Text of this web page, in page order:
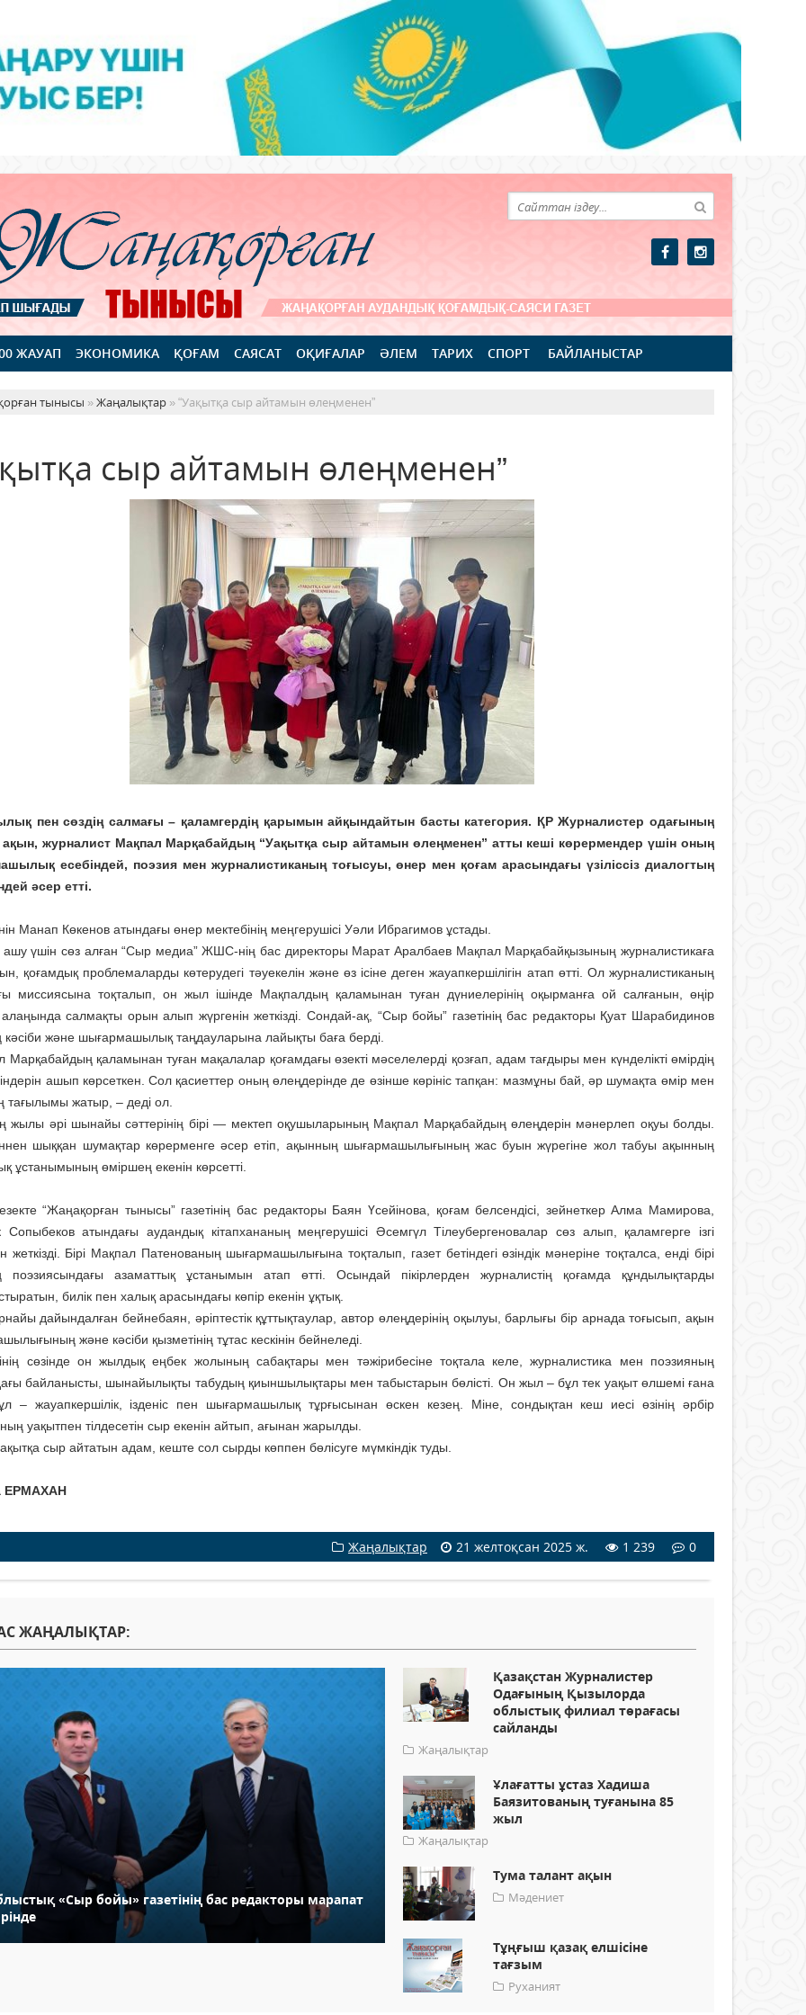
ЖАУАП ЭКОНОМИКА ҚОҒАМ САЯСАТ ОҚИҒАЛАР ӘЛЕМ ТАРИХ СПОРТ БАЙЛАНЫСТАР
тынысы »Жаңалықтар » “Уақытқа сыр айтамын өлеңменен”
сыр айтамын өлеңменен”
пен сөздің салмағы – қаламгердің қарымын айқындайтын басты категория. ҚР Журналистер одағының
ақын, журналист Мақпал Марқабайдың “Уақытқа сыр айтамын өлеңменен” атты кеші көрермендер үшін оның
есебіндей, поэзия мен журналистиканың тоғысуы, өнер мен қоғам арасындағы үзіліссіз диалогтың
әсер етті.
Манап Көкенов атындағы өнер мектебінің меңгерушісі Уәли Ибрагимов ұстады.
үшін сөз алған “Сыр медиа” ЖШС-нің бас директоры Марат Аралбаев Мақпал Марқабайқызының журналисти­ка­ға
қоғамдық проблемаларды көтерудегі тәуекелін және өз ісіне деген жауапкершілігін атап өтті. Ол журналистиканың
миссиясына тоқталып, он жыл ішінде Мақпалдың қаламынан туған дүниелерінің оқырманға ой салғанын, өңір
салмақты орын алып жүргенін жеткізді. Сондай-ақ, “Сыр бойы” газетінің бас редакторы Қуат Шарабидинов
және шығармашылық таңдауларына лайықты баға берді.
Марқабайдың қаламынан туған мақалалар қоғамдағы өзекті мәселелерді қозғап, адам тағдыры мен күнделікті өмірдің
ашып көрсеткен. Сол қасиеттер оның өлеңдерінде де өзінше көрініс тапқан: мазмұны бай, әр шумақта өмір мен
тағылымы жатыр, – деді ол.
жылы әрі шынайы сәттерінің бірі — мектеп оқушыларының Мақпал Марқабайдың өлеңдерін мәнерлеп оқуы болды.
шыққан шумақтар көрерменге әсер етіп, ақынның шығармашылығының жас буын жүрегіне жол табуы ақынның
ұстанымының өміршең екенін көрсетті.
“Жаңақорған тынысы” газетінің бас редакторы Баян Үсейінова, қоғам белсендісі, зейнеткер Алма Мамирова,
Сопыбеков атындағы аудандық кітапхананың меңгерушісі Әсемгүл Тілеубергеновалар сөз алып, қаламгерге ізгі
жеткізді. Бірі Мақпал Патенованың шығармашылығына тоқталып, газет бе­тіндегі өзіндік мәнеріне тоқталса, енді бірі
поэзиясындағы азаматтық ұстанымын атап өтті. Осын­дай пікірлерден журналистің қоғамда құндылықтарды
билік пен халық арасындағы көпір екенін ұқтық.
дайындалған бейнебаян, әріптестік құттықтаулар, автор өлеңдерінің оқылуы, барлығы бір арнада тоғысып, ақын
және кәсіби қызметінің тұтас кескінін бейнеледі.
сөзінде он жылдық еңбек жолының сабақтары мен тәжірибесіне тоқтала келе, журналистика мен поэзияның
байланысты, шынайылықты табудың қиыншылықтары мен табыстарын бөлісті. Он жыл – бұл тек уақыт өлшемі ғана
– жауапкершілік, ізденіс пен шығармашылық тұрғысынан өскен кезең. Міне, сондықтан кеш иесі өзінің әрбір
уақытпен тілдесетін сыр екенін айтып, ағынан жарылды.
сыр айтатын адам, кеште сол сырды көппен бөлісуге мүмкіндік туды.
ЕРМАХАН
Жаңалықтар 21 желтоқсан 2025 ж. 1 239 0
ЖАҢАЛЫҚТАР:
«Сыр бойы» газетінің бас редакторы марапат
Қазақстан Журналистер
Одағының Қызылорда
облыстық филиал төрағасы
сайланды
Жаңалықтар
Ұлағатты ұстаз Хадиша
Баязитованың туғанына 85
жыл
Жаңалықтар
Тума талант ақын
Мәдениет
Тұңғыш қазақ елшісіне
тағзым
Руханият